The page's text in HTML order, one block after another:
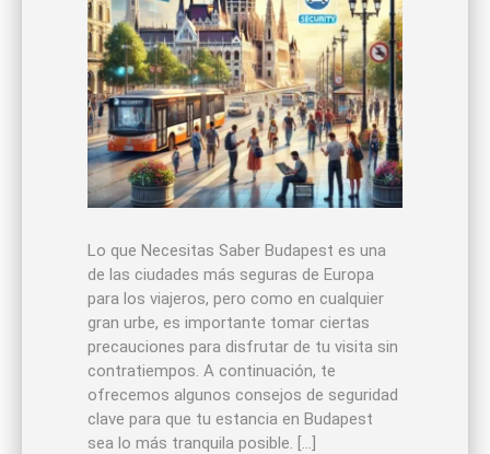
Lo que Necesitas Saber Budapest es una
de las ciudades más seguras de Europa
para los viajeros, pero como en cualquier
gran urbe, es importante tomar ciertas
precauciones para disfrutar de tu visita sin
contratiempos. A continuación, te
ofrecemos algunos consejos de seguridad
clave para que tu estancia en Budapest
sea lo más tranquila posible. […]